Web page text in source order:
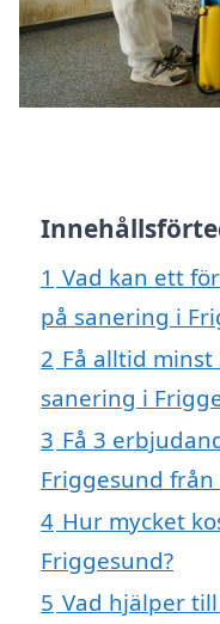
1 Vad kan ett
på sanering i
2 Få alltid
sanering i
3 Få 3
Friggesund
4 Hur mycket
Friggesund?
5 Vad hjälper